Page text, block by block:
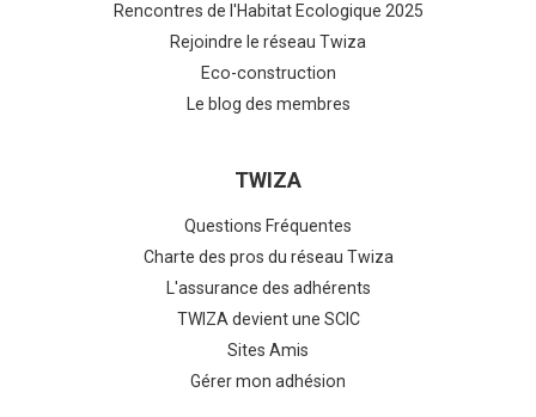
Rencontres de l'Habitat Ecologique 2025
Rejoindre le réseau Twiza
Eco-construction
Le blog des membres
TWIZA
Questions Fréquentes
Charte des pros du réseau Twiza
L'assurance des adhérents
TWIZA devient une SCIC
Sites Amis
Gérer mon adhésion